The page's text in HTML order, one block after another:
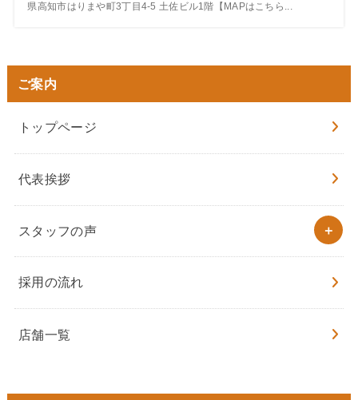
県高知市はりまや町3丁目4-5 土佐ビル1階【MAPはこちら...
ご案内
トップページ
代表挨拶
スタッフの声
採用の流れ
店舗一覧